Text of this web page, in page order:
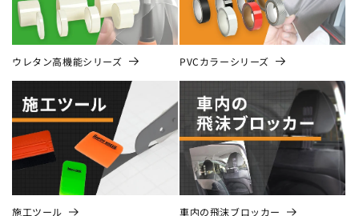
ウレタン高機能シリーズ PVCカラーシリーズ
施工ツール 車内の飛沫ブロッカー